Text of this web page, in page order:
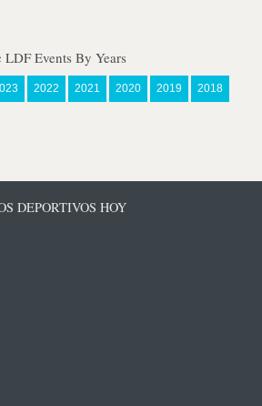
Events By Years
2022 2021 2020 2019 2018
DEPORTIVOS HOY